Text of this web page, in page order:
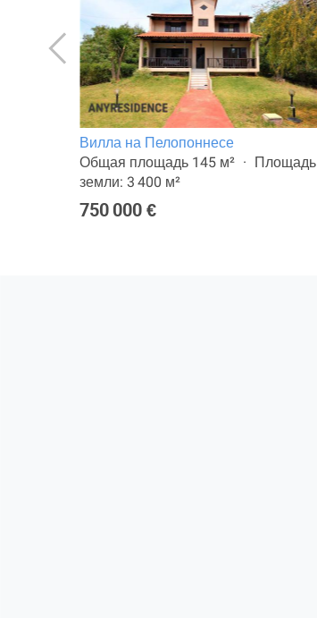
Вилла на Пелопоннесе
Общая площадь 145 м²
Площадь
земли: 3 400 м²
750 000 €